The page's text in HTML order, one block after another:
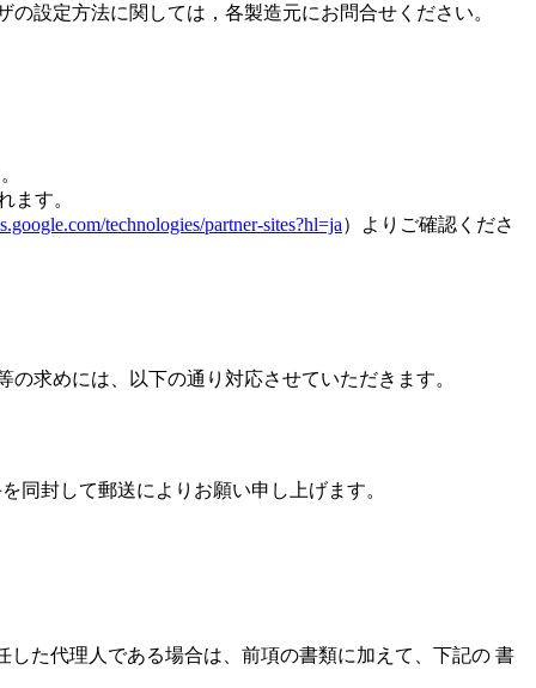
設定方法に関しては，各製造元にお問合せください。
ます。
technologies/partner-sites?hl=ja）よりご確認くださ
求めには、以下の通り対応させていただきます。
同封して郵送によりお願い申し上げます。
た代理人である場合は、前項の書類に加えて、下記の 書